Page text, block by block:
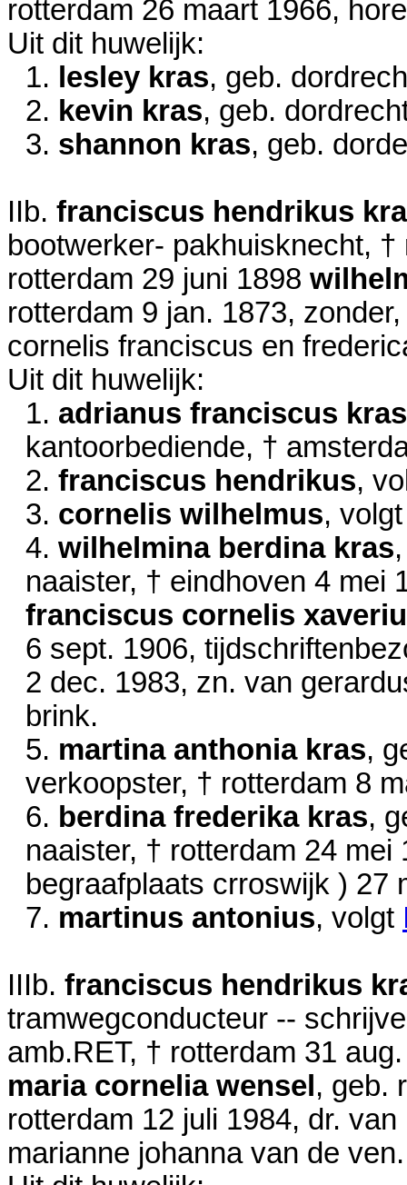
rotterdam 26 maart 1966,
Uit dit huwelijk:
1. lesley kras, geb.
2. kevin kras, geb.
3. shannon kras, geb.
IIb. franciscus hendrikus
bootwerker- pakhuisknecht,
rotterdam 29 juni 1898
rotterdam 9 jan. 1873,
cornelis franciscus en
Uit dit huwelijk:
1. adrianus franciscus kras
kantoorbediende, †
2. franciscus hendrikus,
3. cornelis wilhelmus,
4. wilhelmina berdina kras
naaister, † eindhoven 4 mei
franciscus cornelis
6 sept. 1906,
2 dec. 1983, zn. van
brink.
5. martina anthonia kras,
verkoopster, † rotterdam 8
6. berdina frederika kras,
naaister, † rotterdam 24 mei
begraafplaats crroswijk ) 27
7. martinus antonius, volgt
IIIb. franciscus hendrikus
tramwegconducteur --
amb.RET, † rotterdam 31
maria cornelia wensel , geb.
rotterdam 12 juli 1984, dr.
marianne johanna van de ven.